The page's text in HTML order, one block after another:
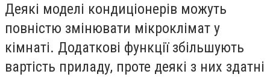
Деякі моделі кондиціонерів можуть
повністю змінювати мікроклімат у
кімнаті. Додаткові функції збільшують
вартість приладу, проте деякі з них здатні